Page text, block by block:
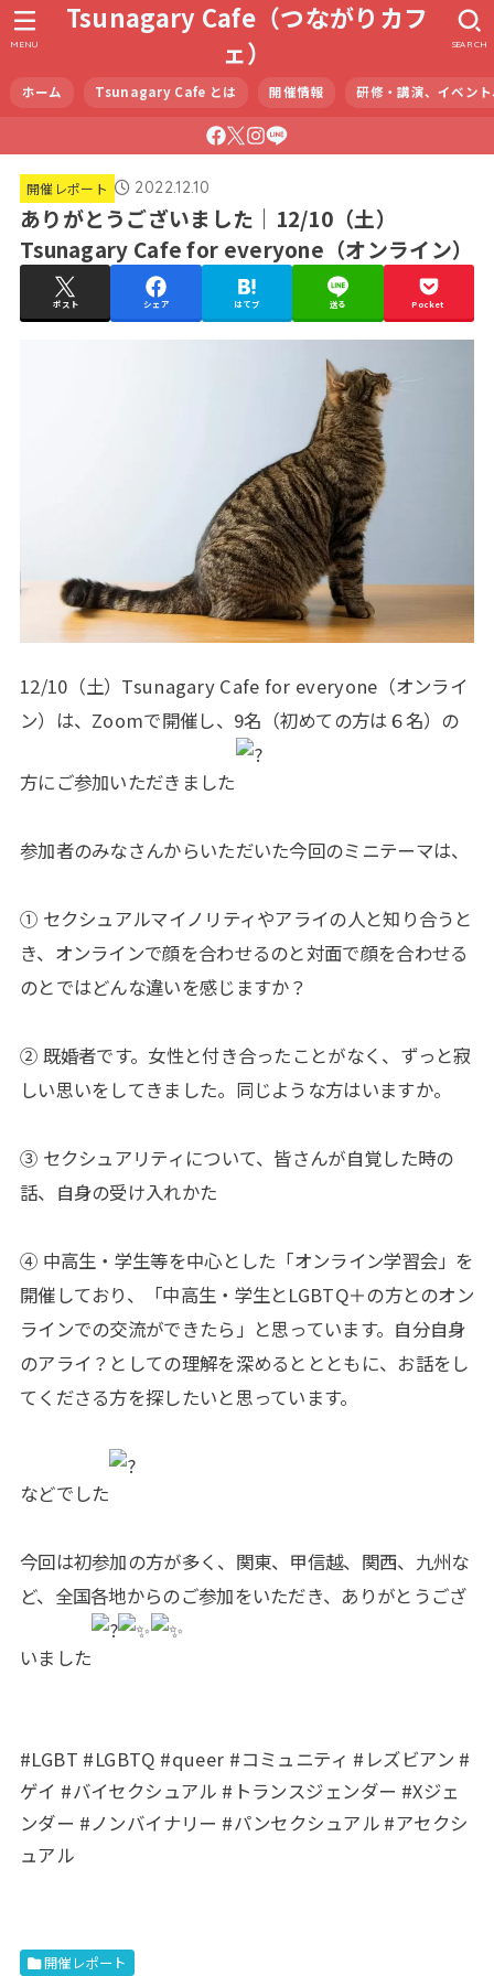
Tsunagary Cafe（つながりカフ
ェ）
ホーム Tsunagary Cafe とは 開催情報 研修・講演、イベン
SEARCH
MENU
開催レポート 2022.12.10
ありがとうございました｜12/10（土）
Tsunagary Cafe for everyone（オンライン）
ポスト シェア はてブ 送る Pocket
12/10（土）Tsunagary Cafe for everyone（オンライ
ン）は、Zoomで開催し、9名（初めての方は６名）の
方にご参加いただきました
参加者のみなさんからいただいた今回のミニテーマは、
① セクシュアルマイノリティやアライの人と知り合うと
き、オンラインで顔を合わせるのと対面で顔を合わせる
のとではどんな違いを感じますか？
② 既婚者です。女性と付き合ったことがなく、ずっと寂
しい思いをしてきました。同じような方はいますか。
③ セクシュアリティについて、皆さんが自覚した時の
話、自身の受け入れかた
④ 中高生・学生等を中心とした「オンライン学習会」を
開催しており、「中高生・学生とLGBTQ＋の方とのオン
ラインでの交流ができたら」と思っています。自分自身
のアライ？としての理解を深めるととともに、お話をし
てくださる方を探したいと思っています。
などでした
今回は初参加の方が多く、関東、甲信越、関西、九州な
ど、全国各地からのご参加をいただき、ありがとうござ
いました
#LGBT #LGBTQ #queer #コミュニティ #レズビアン #
ゲイ #バイセクシュアル #トランスジェンダー #Xジェ
ンダー #ノンバイナリー #パンセクシュアル #アセクシ
ュアル
開催レポート